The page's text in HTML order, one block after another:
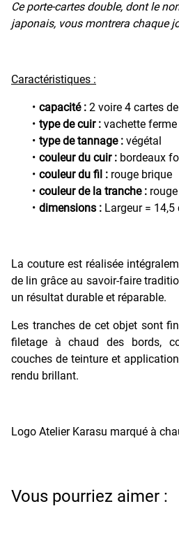
Ce porte-cartes double, dont le
japonais, vous montrera chaque
Caractéristiques :
capacité : 2 voire 4 cartes
type de cuir : vachette ferme
type de tannage : végétal
couleur du cuir : bordeaux
couleur du fil : rouge brique
couleur de la tranche :
dimensions : Largeur =
La couture est réalisée
de lin grâce au savoir-faire
un résultat durable et réparable.
Les tranches de cet objet sont
filetage à chaud des bords,
couches de teinture et
rendu brillant.
Logo Atelier Karasu marqué à
Vous pourriez aimer :